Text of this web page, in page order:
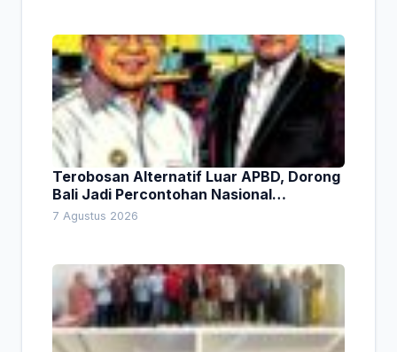
Terobosan Alternatif Luar APBD, Dorong
Bali Jadi Percontohan Nasional
Pembiayaan Daerah
7 Agustus 2026